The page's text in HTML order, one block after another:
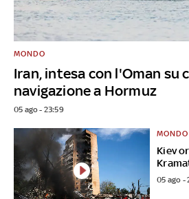
Iran, intesa con l'Oman su
navigazione a Hormuz
MONDO
05 ago - 23:59
Kiev
MONDO
05 ago -